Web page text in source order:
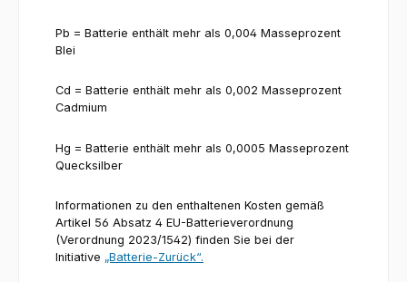
Pb = Batterie enthält mehr als 0,004 Masseprozent
Blei
Cd = Batterie enthält mehr als 0,002 Masseprozent
Cadmium
Hg = Batterie enthält mehr als 0,0005 Masseprozent
Quecksilber
Informationen zu den enthaltenen Kosten gemäß
Artikel 56 Absatz 4 EU-Batterieverordnung
(Verordnung 2023/1542) finden Sie bei der
Initiative „Batterie-Zurück“.